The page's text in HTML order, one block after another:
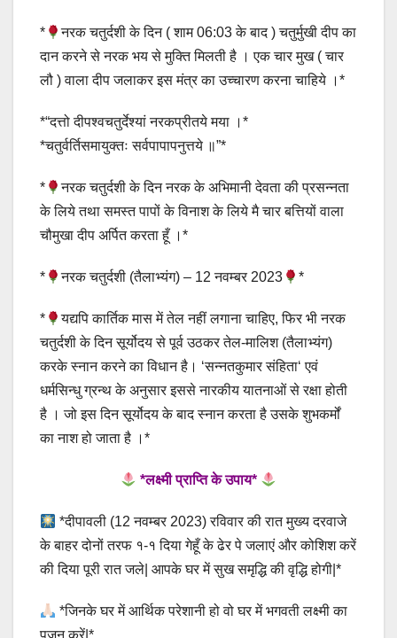
*
नरक चतुर्दशी के दिन ( शाम 06:03 के बाद ) चतुर्मुखी दीप का
दान करने से नरक भय से मुक्ति मिलती है । एक चार मुख ( चार
लौ ) वाला दीप जलाकर इस मंत्र का उच्चारण करना चाहिये ।*
*“दत्तो दीपश्वचतुर्देश्यां नरकप्रीतये मया ।*
*चतुर्वर्तिसमायुक्तः सर्वपापापनुत्तये ॥”*
*
नरक चतुर्दशी के दिन नरक के अभिमानी देवता की प्रसन्नता
के लिये तथा समस्त पापों के विनाश के लिये मै चार बत्तियों वाला
चौमुखा दीप अर्पित करता हूँ ।*
* नरक चतुर्दशी (तैलाभ्यंग) – 12 नवम्बर 2023 *
*
यद्यपि कार्तिक मास में तेल नहीं लगाना चाहिए, फिर भी नरक
चतुर्दशी के दिन सूर्योदय से पूर्व उठकर तेल-मालिश (तैलाभ्यंग)
करके स्नान करने का विधान है। ‘सन्नतकुमार संहिता‘ एवं
धर्मसिन्धु ग्रन्थ के अनुसार इससे नारकीय यातनाओं से रक्षा होती
है । जो इस दिन सूर्योदय के बाद स्नान करता है उसके शुभकर्मों
का नाश हो जाता है ।*
*लक्ष्मी प्राप्ति के उपाय*
*दीपावली (12 नवम्बर 2023) रविवार की रात मुख्य दरवाजे
के बाहर दोनों तरफ १-१ दिया गेहूँ के ढेर पे जलाएं और कोशिश करें
की दिया पूरी रात जले| आपके घर में सुख समृद्धि की वृद्धि होगी|*
*जिनके घर में आर्थिक परेशानी हो वो घर में भगवती लक्ष्मी का